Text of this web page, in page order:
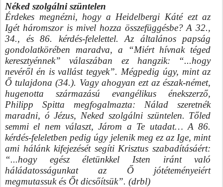
Néked szolgálni szüntelen
Érdekes megnézni, hogy a Heidelbergi Káté ezt az
Igét háromszor is mivel hozza összefüggésbe? A 32.,
34., és 86. kérdés-felelettel. Az általános papság
gondolatkörében maradva, a “Miért hívnak téged
keresztyénnek” válaszában ez hangzik: “...hogy
nevéről én is vallást tegyek”. Mégpedig úgy, mint az
Ő tulajdona (34.). Vagy ahogyan ezt az észak-német,
hugenotta származású evangélikus énekszerző,
Philipp Spitta megfogalmazta: Nálad szeretnék
maradni, ó Jézus, Neked szolgálni szüntelen. Tőled
semmi el nem választ, Járom a Te utadat… A 86.
kérdés-feleletben pedig úgy jelenik meg ez az Ige, mint
ami hálánk kifejezését segíti Krisztus szabadításáért:
“...hogy egész életünkkel Isten iránt való
háládatosságunkat az Ő jótéteményeiért
megmutassuk és Őt dicsőítsük”. (drbl)